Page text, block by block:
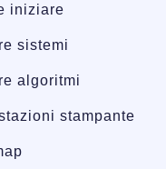
iniziare
sistemi
algoritmi
stampante